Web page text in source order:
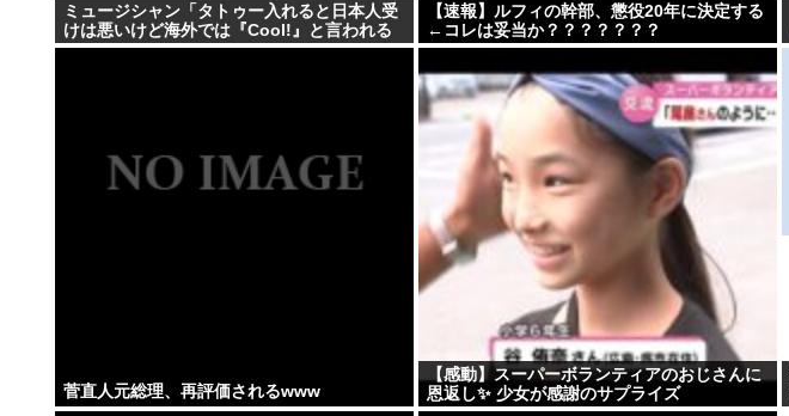
ミュージシャン「タトゥー入れると日本人受
けは悪いけど海外では『Cool!』と言われる
【速報】ルフィの幹部、懲役20年に決定する
←コレは妥当か？？？？？？？
菅直人元総理、再評価されるwww
【感動】スーパーボランティアのおじさんに
恩返し✨ 少女が感謝のサプライズ